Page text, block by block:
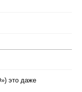
это даже